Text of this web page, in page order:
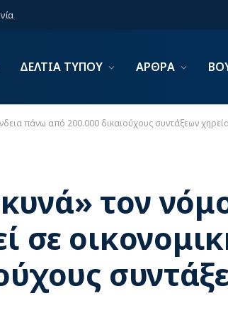
ΔΕΛΤΙΑ ΤΥΠΟΥ ΑΡΘΡΑ
πάνω από 200.000 δικαιούχους συντάξεων
τον
σε